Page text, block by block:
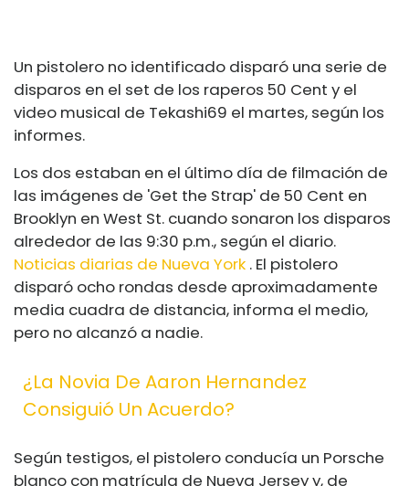
Un pistolero no identificado disparó una serie de
disparos en el set de los raperos 50 Cent y el
video musical de Tekashi69 el martes, según los
informes.
Los dos estaban en el último día de filmación de
las imágenes de 'Get the Strap' de 50 Cent en
Brooklyn en West St. cuando sonaron los disparos
alrededor de las 9:30 p.m., según el diario.
Noticias diarias de Nueva York . El pistolero
disparó ocho rondas desde aproximadamente
media cuadra de distancia, informa el medio,
pero no alcanzó a nadie.
¿La Novia De Aaron Hernandez
Consiguió Un Acuerdo?
Según testigos, el pistolero conducía un Porsche
blanco con matrícula de Nueva Jersey y, de